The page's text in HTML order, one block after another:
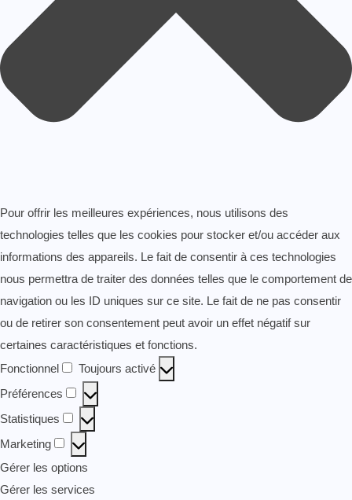
Pour offrir les meilleures expériences, nous utilisons des
technologies telles que les cookies pour stocker et/ou accéder aux
informations des appareils. Le fait de consentir à ces technologies
nous permettra de traiter des données telles que le comportement de
navigation ou les ID uniques sur ce site. Le fait de ne pas consentir
ou de retirer son consentement peut avoir un effet négatif sur
certaines caractéristiques et fonctions.
Fonctionnel
Toujours activé
Préférences
Statistiques
Marketing
Gérer les options
Gérer les services